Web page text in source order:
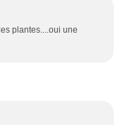
plantes....oui une